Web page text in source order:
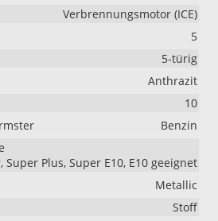
Verbrennungsmotor (ICE)
5
5-türig
Anthrazit
10
Benzin
Super Plus, Super E10, E10 geeignet
Metallic
Stoff